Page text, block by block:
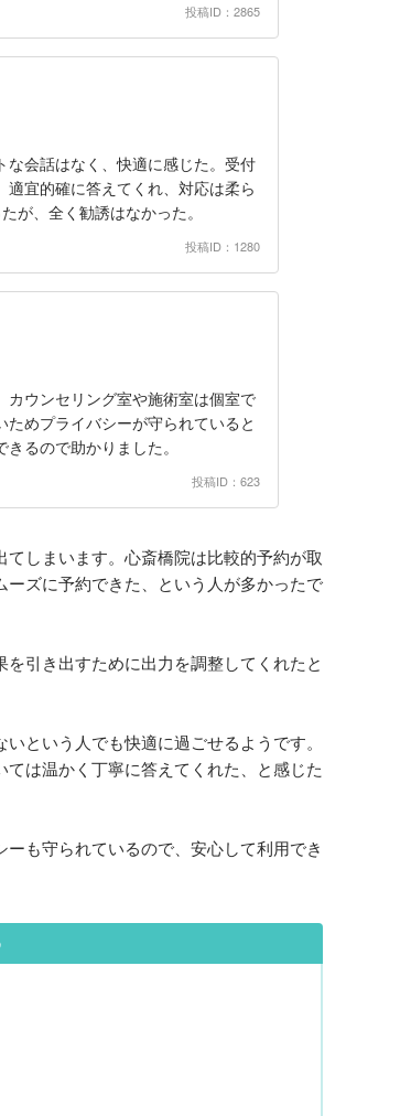
投稿ID：2865
会話はなく、快適に感じた。受付
宜的確に答えてくれ、対応は柔ら
が、全く勧誘はなかった。
投稿ID：1280
ウンセリング室や施術室は個室で
めプライバシーが守られていると
るので助かりました。
投稿ID：623
しまいます。心斎橋院は比較的予約が取
ズに予約できた、という人が多かったで
引き出すために出力を調整してくれたと
という人でも快適に過ごせるようです。
は温かく丁寧に答えてくれた、と感じた
も守られているので、安心して利用でき